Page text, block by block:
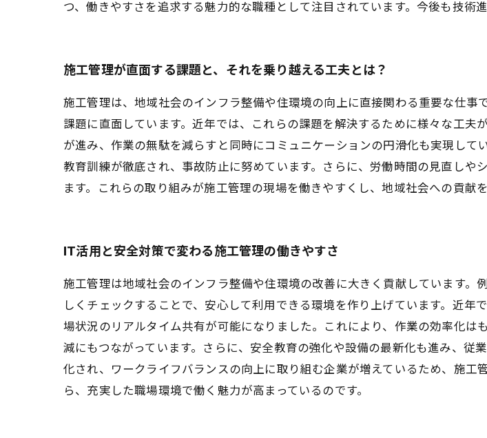
つ、働きやすさを追求する魅力的な職種として注目されています。今後も技術
施工管理が直面する課題と、それを乗り越える工夫とは？
施工管理は、地域社会のインフラ整備や住環境の向上に直接関わる重要な仕
課題に直面しています。近年では、これらの課題を解決するために様々な工
が進み、作業の無駄を減らすと同時にコミュニケーションの円滑化も実現し
教育訓練が徹底され、事故防止に努めています。さらに、労働時間の見直し
ます。これらの取り組みが施工管理の現場を働きやすくし、地域社会への貢献
IT活用と安全対策で変わる施工管理の働きやすさ
施工管理は地域社会のインフラ整備や住環境の改善に大きく貢献しています
しくチェックすることで、安心して利用できる環境を作り上げています。近
場状況のリアルタイム共有が可能になりました。これにより、作業の効率化
減にもつながっています。さらに、安全教育の強化や設備の最新化も進み、従
化され、ワークライフバランスの向上に取り組む企業が増えているため、施
ら、充実した職場環境で働く魅力が高まっているのです。